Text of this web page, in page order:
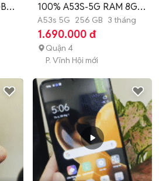
100% A53S-5G RAM 8GB
ĐẸP MẠNH MẼ💢
A53s 5G 256 GB 3 tháng
1.690.000 đ
Quận 4
P. Vĩnh Hội mới